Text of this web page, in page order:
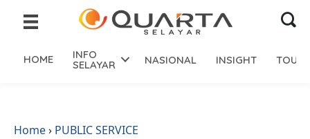
HOME INFO
SELAYAR NASIONAL INSIGHT
Home› PUBLIC SERVICE